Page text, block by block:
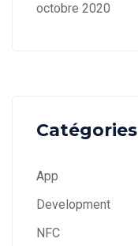
octobre 2020
Catégories
App
Development
NFC